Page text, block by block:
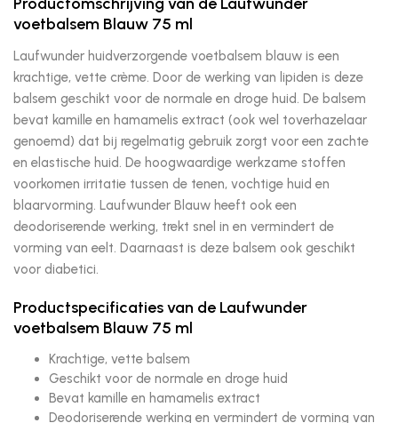
voetbalsem Blauw 75 ml
Laufwunder huidverzorgende voetbalsem blauw is een
krachtige, vette crème. Door de werking van lipiden is deze
balsem geschikt voor de normale en droge huid. De balsem
bevat kamille en hamamelis extract (ook wel toverhazelaar
genoemd) dat bij regelmatig gebruik zorgt voor een zachte
en elastische huid. De hoogwaardige werkzame stoffen
voorkomen irritatie tussen de tenen, vochtige huid en
blaarvorming. Laufwunder Blauw heeft ook een
deodoriserende werking, trekt snel in en vermindert de
vorming van eelt. Daarnaast is deze balsem ook geschikt
voor diabetici.
Productspecificaties van de Laufwunder
voetbalsem Blauw 75 ml
Krachtige, vette balsem
Geschikt voor de normale en droge huid
Bevat kamille en hamamelis extract
Deodoriserende werking en vermindert de vorming van